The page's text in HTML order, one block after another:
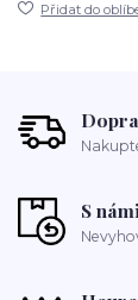
Přidat do
S